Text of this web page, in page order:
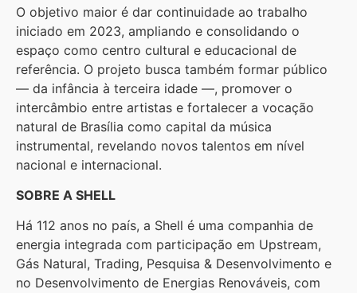
O objetivo maior é dar continuidade ao trabalho
iniciado em 2023, ampliando e consolidando o
espaço como centro cultural e educacional de
referência. O projeto busca também formar público
— da infância à terceira idade —, promover o
intercâmbio entre artistas e fortalecer a vocação
natural de Brasília como capital da música
instrumental, revelando novos talentos em nível
nacional e internacional.
SOBRE A SHELL
Há 112 anos no país, a Shell é uma companhia de
energia integrada com participação em Upstream,
Gás Natural, Trading, Pesquisa & Desenvolvimento e
no Desenvolvimento de Energias Renováveis, com